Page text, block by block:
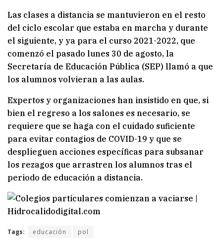
Las clases a distancia se mantuvieron en el resto
del ciclo escolar que estaba en marcha y durante
el siguiente, y ya para el curso 2021-2022, que
comenzó el pasado lunes 30 de agosto, la
Secretaría de Educación Pública (SEP) llamó a que
los alumnos volvieran a las aulas.
Expertos y organizaciones han insistido en que, si
bien el regreso a los salones es necesario, se
requiere que se haga con el cuidado suficiente
para evitar contagios de COVID-19 y que se
desplieguen acciones específicas para subsanar
los rezagos que arrastren los alumnos tras el
periodo de educación a distancia.
Tags: educación pol